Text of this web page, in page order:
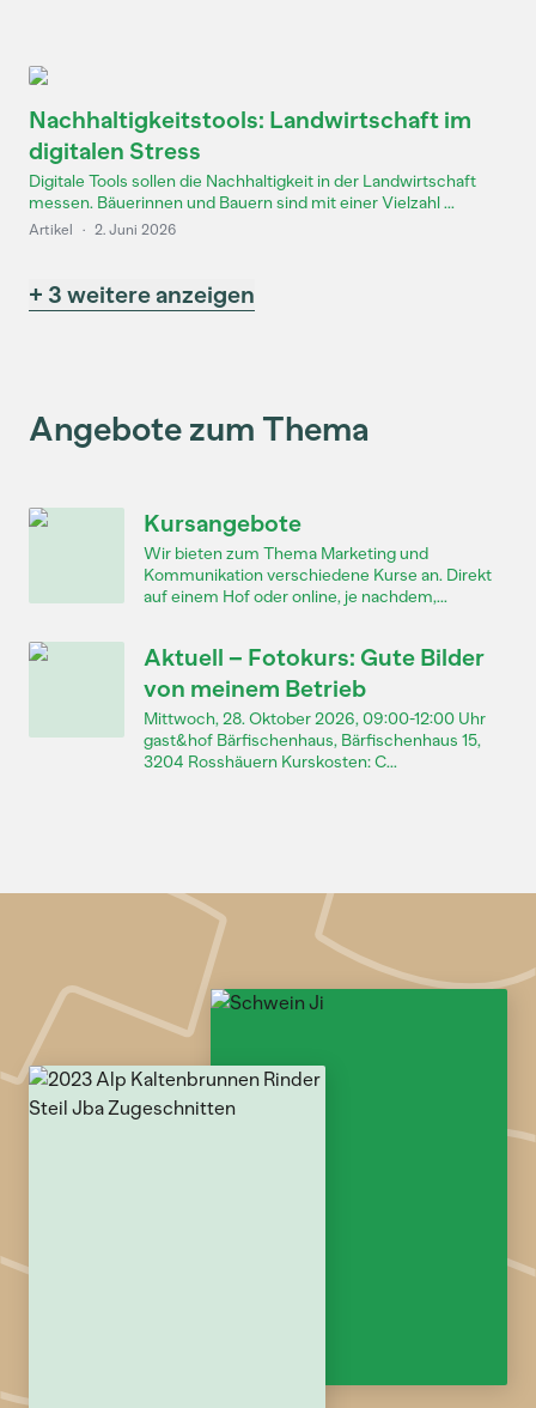
Nachhaltigkeitstools: Landwirtschaft im
digitalen Stress
Digitale Tools sollen die Nachhaltigkeit in der Landwirtschaft
messen. Bäuerinnen und Bauern sind mit einer Vielzahl ...
Artikel · 2. Juni 2026
+ 3 weitere anzeigen
Angebote zum Thema
Kursangebote
Wir bieten zum Thema Marketing und
Kommunikation verschiedene Kurse an. Direkt
auf einem Hof oder online, je nachdem,...
Aktuell – Fotokurs: Gute Bilder
von meinem Betrieb
Mittwoch, 28. Oktober 2026, 09:00-12:00 Uhr
gast&hof Bärfischenhaus, Bärfischenhaus 15,
3204 Rosshäuern Kurskosten: C...